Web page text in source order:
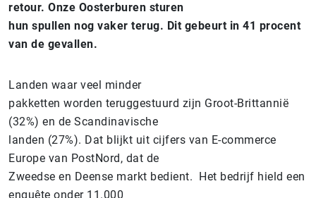
retour. Onze Oosterburen sturen
hun spullen nog vaker terug. Dit gebeurt in 41 procent
van de gevallen.
Landen waar veel minder
pakketten worden teruggestuurd zijn Groot-Brittannië
(32%) en de Scandinavische
landen (27%). Dat blijkt uit cijfers van E-commerce
Europe van PostNord, dat de
Zweedse en Deense markt bedient. Het bedrijf hield een
enquête onder 11.000